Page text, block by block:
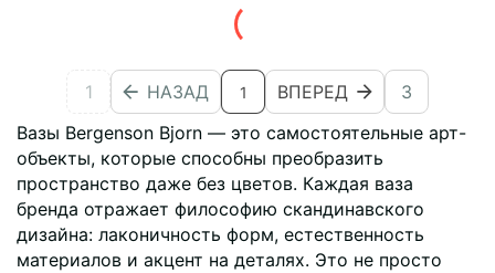
1 НАЗАД 1 ВПЕРЕД
3
Вазы Bergenson Bjorn — это самостоятельные арт-
объекты, которые способны преобразить
пространство даже без цветов. Каждая ваза
бренда отражает философию скандинавского
дизайна: лаконичность форм, естественность
материалов и акцент на деталях. Это не просто